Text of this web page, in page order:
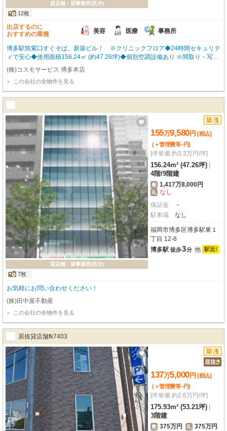
貸店舗・貸事務所(区分)
12枚
出店するのに
おすすめの業種
美容 医療 事務所
博多駅筑紫口すぐそば、新築ビル！ ※クリニックフロア◆24時間セキュリテ
ィで安心◆使用面積156.24㎡ (約47.26坪)◆個別空調設備あり ※間取り・写真
は現況優先となります。 内覧をご希望の方はお気軽にお申し付けください！
福岡の物件全てご紹介出来ます！！何でもご相談下さい♪
(株)コスモサービス 博多本店
この会社の全物件を見る
貸店舗・貸事務所(区分)
7枚
155万9,580円 [税込]
(＋管理費等-円)
[坪単価 約3.3万円/坪]
156.24m² (47.26坪)
4階/9階建
敷 1,417万8,000円
礼 なし
保証金
－
駐車場
なし
福岡市博多区博多駅東１
丁目 12-8
博多駅 徒歩3分 他 駅近!
お気軽にお問い合わせください！
(株)田中屋不動産
この会社の全物件を見る
居抜貸店舗fk7403
137万5,000円 [税込]
(＋管理費等-円)
[坪単価 約2.6万円/坪]
175.93m² (53.21坪)
3階建
敷 375万円 礼 375万円